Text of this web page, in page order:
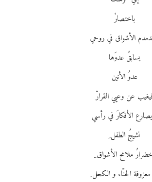
باختصارْ
الأشواق في روحي
يسابقُ عدوَها
عدوُ الأنين
عن وعيي القرارْ
الأفكارَ في رأسي
نشيجُ الطفل ِ
ملامح الأشواق
الحنّاء و الكحل